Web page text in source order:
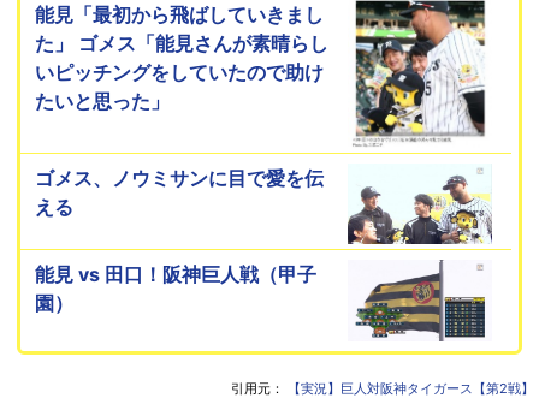
能見「最初から飛ばしていきまし
た」 ゴメス「能見さんが素晴らし
いピッチングをしていたので助け
たいと思った」
ゴメス、ノウミサンに目で愛を伝
える
能見 vs 田口！阪神巨人戦（甲子
園）
引用元： 【実況】巨人対阪神タイガース【第2戦】